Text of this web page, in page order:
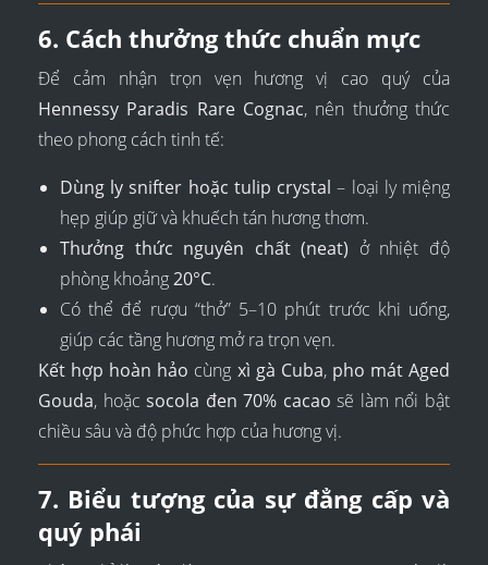
6. Cách thưởng thức chuẩn mực
Để cảm nhận trọn vẹn hương vị cao quý của
Hennessy Paradis Rare Cognac, nên thưởng thức
theo phong cách tinh tế:
Dùng ly snifter hoặc tulip crystal – loại ly miệng
hẹp giúp giữ và khuếch tán hương thơm.
Thưởng thức nguyên chất (neat) ở nhiệt độ
phòng khoảng20°C.
Có thể để rượu “thở” 5–10 phút trước khi uống,
giúp các tầng hương mở ra trọn vẹn.
Kết hợp hoàn hảo cùng xì gà Cuba, pho mát Aged
Gouda, hoặcsocola đen 70% cacao sẽ làm nổi bật
chiều sâu và độ phức hợp của hương vị.
7. Biểu tượng của sự đẳng cấp và
quý phái